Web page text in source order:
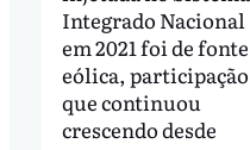
Integrado Nacional
em 2021 foi de fonte
eólica, participação
que continuou
crescendo desde